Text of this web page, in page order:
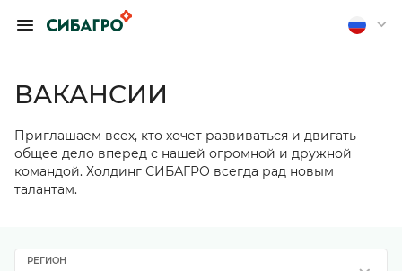
ВАКАНСИИ
Приглашаем всех, кто хочет развиваться и двигать
общее дело вперед с нашей огромной и дружной
командой. Холдинг СИБАГРО всегда рад новым
талантам.
РЕГИОН
ПРАВЛЕНИЯ А.
П. ТЮТЮШЕВУ
Если вы хотите получить
обратную связь, оставьте
свои контакты